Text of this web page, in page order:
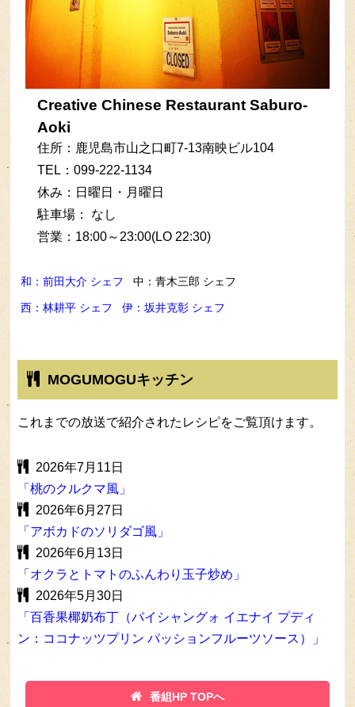
Creative Chinese Restaurant Saburo-
Aoki
住所：鹿児島市山之口町7-13南映ビル104
TEL：099-222-1134
休み：日曜日・月曜日
駐車場： なし
営業：18:00～23:00(LO 22:30)
和：前田大介 シェフ 中：青木三郎 シェフ
西：林耕平 シェフ 伊：坂井克彰 シェフ
MOGUMOGUキッチン
これまでの放送で紹介されたレシピをご覧頂けます。
2026年7月11日
「桃のクルクマ風」
2026年6月27日
「アボカドのソリダゴ風」
2026年6月13日
「オクラとトマトのふんわり玉子炒め」
2026年5月30日
「百香果椰奶布丁（パイシャングォ イエナイ プディ
ン：ココナッツプリン パッションフルーツソース）」
番組HP TOPへ